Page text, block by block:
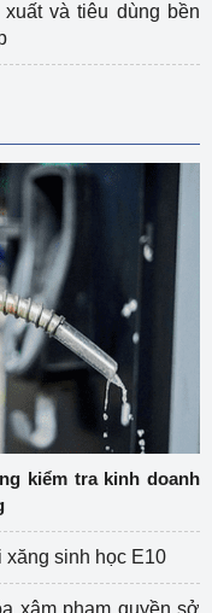
và tiêu dùng bền
kiểm tra kinh doanh
xăng sinh học E10